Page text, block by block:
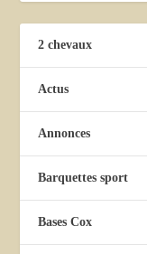
2 chevaux
Actus
Annonces
Barquettes sport
Bases Cox